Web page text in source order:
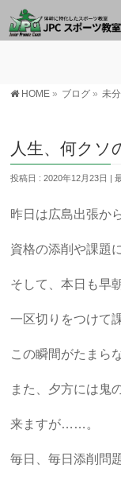
HOME » ブログ » 未
人生、何クソ
投稿日 : 2020年12月23日
昨日は広島出張か
資格の添削や課題
そして、本日も早
一区切りをつけて
この瞬間がたまら
また、夕方には鬼
来ますが……。
毎日、毎日添削問